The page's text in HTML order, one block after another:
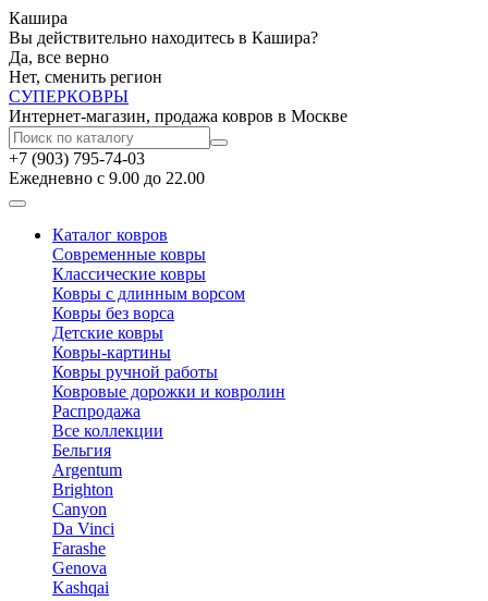
Кашира
Вы действительно находитесь в Кашира?
Да, все верно
Нет, сменить регион
СУПЕРКОВРЫ
Интернет-магазин, продажа ковров в Москве
+7 (903) 795-74-03
Ежедневно с 9.00 до 22.00
Каталог ковров
Современные ковры
Классические ковры
Ковры с длинным ворсом
Ковры без ворса
Детские ковры
Ковры-картины
Ковры ручной работы
Ковровые дорожки и ковролин
Распродажа
Все коллекции
Бельгия
Argentum
Brighton
Canyon
Da Vinci
Farashe
Genova
Kashqai